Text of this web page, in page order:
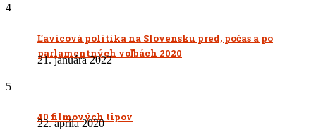
4
Ľavicová politika na Slovensku pred, počas a po
parlamentných voľbách 2020
21. januára 2022
5
40 filmových tipov
22. apríla 2020